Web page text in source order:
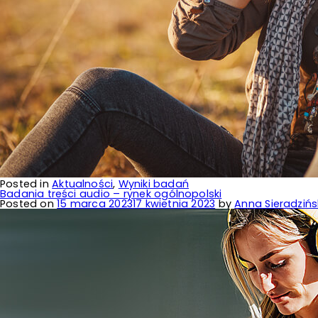
Posted inAktualności, Wyniki badań
Badania treści audio – rynek ogólnopolski
Posted on15 marca 202317 kwietnia 2023byAnna